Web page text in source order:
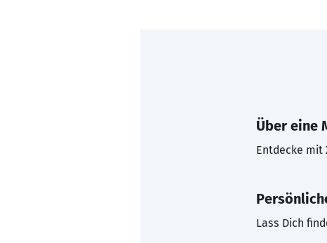
Über eine
Entdecke mit
Lass Dich